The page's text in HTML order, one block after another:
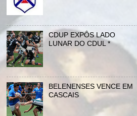
CDUP EXPÔS LADO
LUNAR DO CDUL *
BELENENSES VENCE EM
CASCAIS